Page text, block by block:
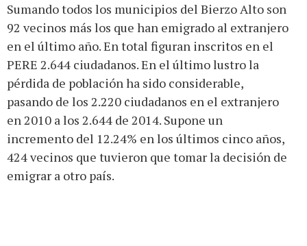
Sumando todos los municipios del Bierzo Alto son
92 vecinos más los que han emigrado al extranjero
en el último año. En total figuran inscritos en el
PERE 2.644 ciudadanos. En el último lustro la
pérdida de población ha sido considerable,
pasando de los 2.220 ciudadanos en el extranjero
en 2010 a los 2.644 de 2014. Supone un
incremento del 12.24% en los últimos cinco años,
424 vecinos que tuvieron que tomar la decisión de
emigrar a otro país.